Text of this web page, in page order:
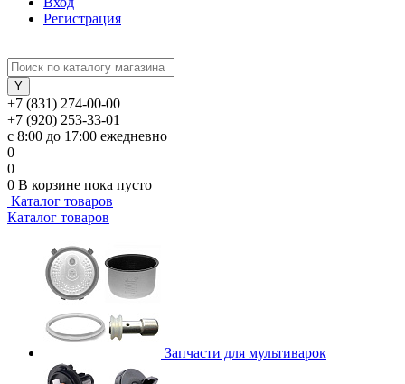
Регистрация
+7 (831) 274-00-00
+7 (920) 253-33-01
с 8:00 до 17:00 ежедневно
0
0
0 В корзине пока пусто
Каталог товаров
Каталог товаров
Запчасти для мультиварок